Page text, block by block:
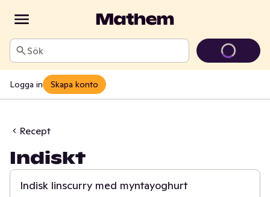
Sök
Logga in Skapa konto
Recept
Indiskt
20 min
Indisk linscurry med myntayoghurt